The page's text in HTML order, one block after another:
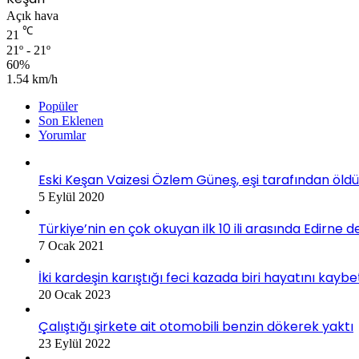
Açık hava
21 ℃
21º - 21º
60%
1.54 km/h
Popüler
Son Eklenen
Yorumlar
Eski Keşan Vaizesi Özlem Güneş, eşi tarafından
5 Eylül 2020
Türkiye’nin en çok okuyan ilk 10 ili arasında Edirne
7 Ocak 2021
İki kardeşin karıştığı feci kazada biri hayatını
20 Ocak 2023
Çalıştığı şirkete ait otomobili benzin dökerek yaktı
23 Eylül 2022